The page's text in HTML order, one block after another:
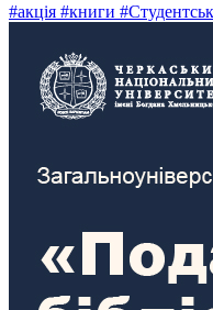
#акція #книги